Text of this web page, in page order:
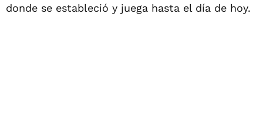
donde se estableció y juega hasta el día de hoy.